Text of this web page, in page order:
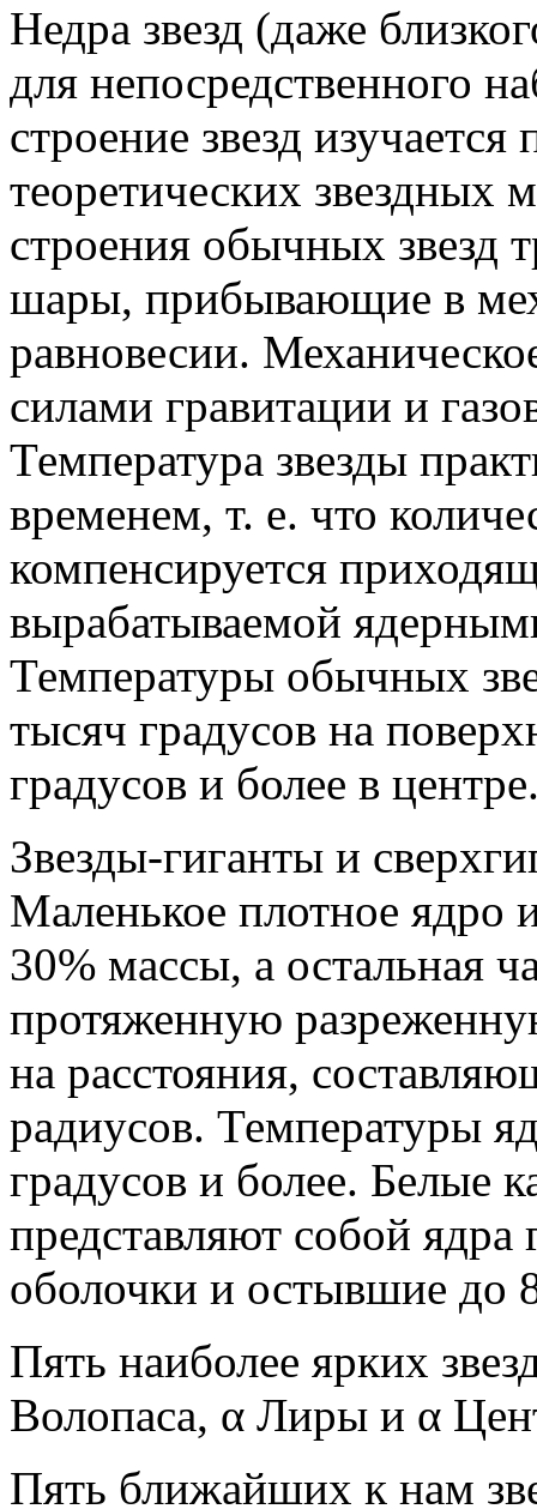
Недра звезд (даже
для непосредственного
строение звезд
теоретических звездных
строения обычных звезд
шары, прибывающие в
равновесии.
силами гравитации и
Температура звезды
временем, т. е. что
компенсируется
вырабатываемой
Температуры обычных
тысяч градусов на
градусов и более в
Звезды-гиганты и
Маленькое плотное ядро
30% массы, а остальная
протяженную
на расстояния,
радиусов. Температуры
градусов и более. Белые
представляют собой
оболочки и остывшие до
Пять наиболее ярких
Волопаса, α Лиры и α
Пять ближайших к нам